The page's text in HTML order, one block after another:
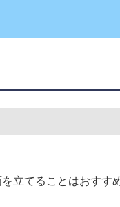
立てることはおすす